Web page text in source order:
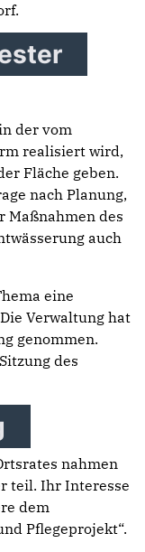
der vom
realisiert wird,
Fläche geben.
nach Planung,
Maßnahmen des
auch
eine
Verwaltung hat
genommen.
des
nahmen
teil. Ihr Interesse
dem
Pflegeprojekt“.